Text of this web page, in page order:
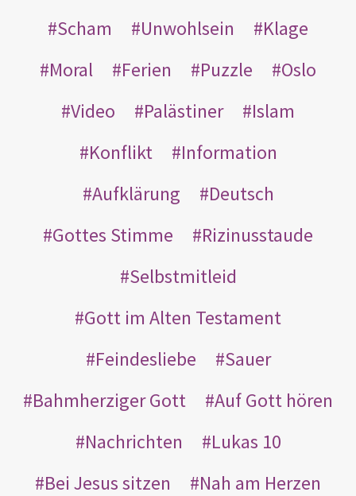
Scham
Unwohlsein
Klage
Moral
Ferien Puzzle
Oslo
Video
Palästiner
Islam
Konflikt
Information
Aufklärung
Deutsch
Gottes Stimme
Rizinusstaude
Selbstmitleid
Gott im Alten Testament
Feindesliebe
Sauer
Bahmherziger Gott
Auf Gott hören
Nachrichten
Lukas 10
Bei Jesus sitzen
Nah am Herzen